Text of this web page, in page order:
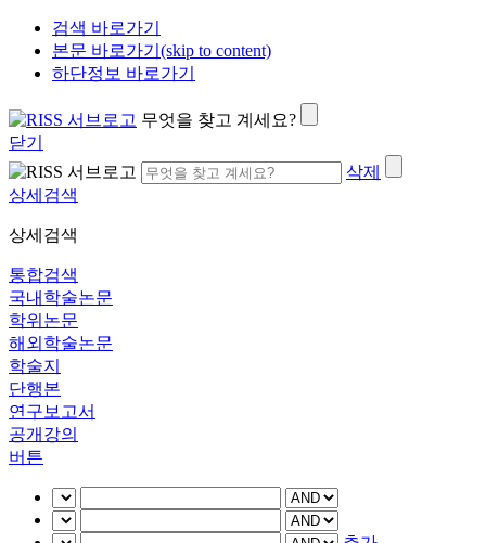
검색 바로가기
본문 바로가기(skip to content)
하단정보 바로가기
무엇을 찾고 계세요?
닫기
삭제
상세검색
상세검색
통합검색
국내학술논문
학위논문
해외학술논문
학술지
단행본
연구보고서
공개강의
버튼